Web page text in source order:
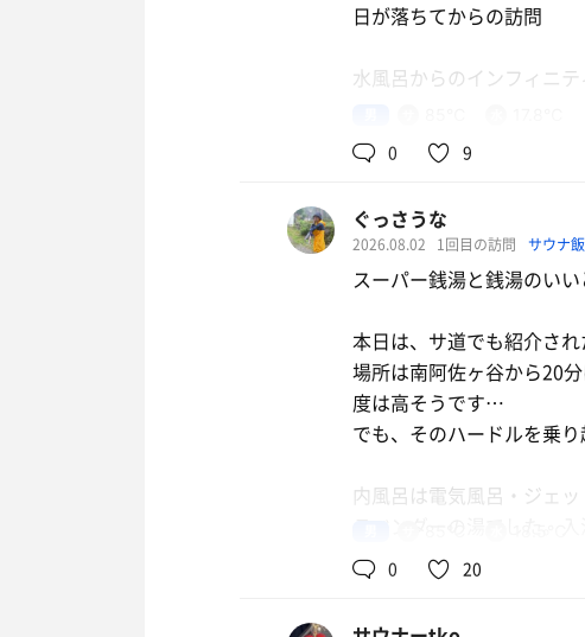
水分と塩分補給😇
炭酸セット
日が落ちてからの訪問
水風呂からのインフィニ
アルコールを入れてからだ
次回は体調万全で伺います。
水
0 9
ぐっさうな
2026.08.02 1回目の訪問 サウナ飯
スーパー銭湯と銭湯のい
本日は、サ道でも紹介され
場所は南阿佐ヶ谷から20
度は高そうです…
でも、そのハードルを乗
内風呂は電気風呂・ジェ
を入れておりハーバルな香
0 20